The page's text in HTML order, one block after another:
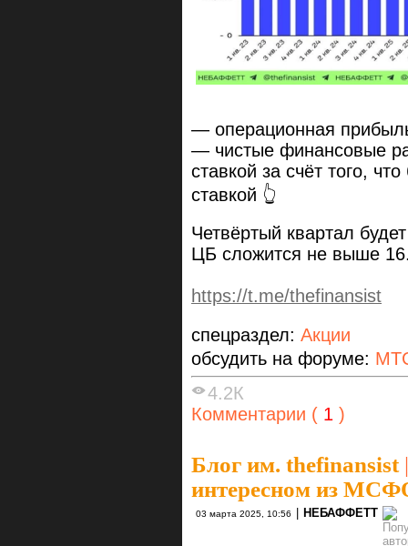
— операционная
— чистые финансовые
ставкой за счёт того,
ставкой 👆
Четвёртый квартал
ЦБ сложится не выше
https://t.me/thefinansist
спецраздел: Акции
обсудить на форуме:
4.2К
Комментарии ( 1 )
Блог им. thefinansist|
интересном из
03 марта 2025, 10:56 НЕБАФФЕТТ